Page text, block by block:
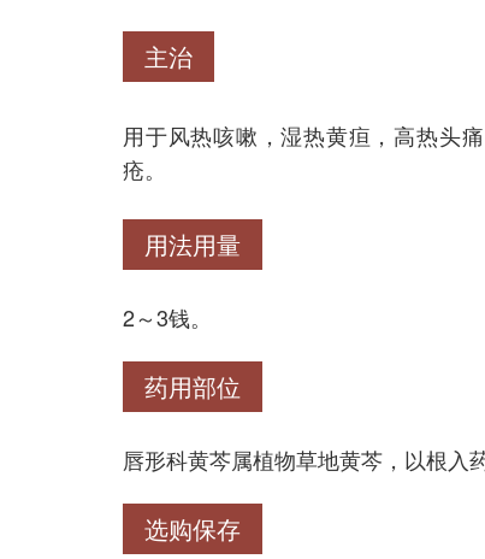
主治
用于风热咳嗽，湿热黄疸，高热头
疮。
用法用量
2～3钱。
药用部位
唇形科黄芩属植物草地黄芩，以根入药
选购保存